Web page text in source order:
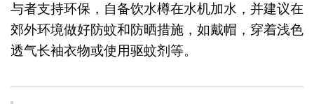
与者支持环保，自备饮水樽在水机加水，并建议在
郊外环境做好防蚊和防晒措施，如戴帽，穿着浅色
透气长袖衣物或使用驱蚊剂等。